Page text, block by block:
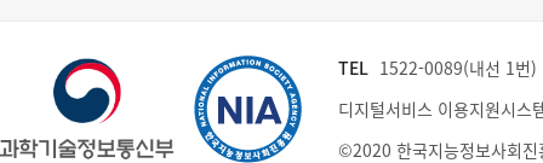
TEL 1522-0089(내선 1번
디지털서비스 이용지원시스
©2020 한국지능정보사회진